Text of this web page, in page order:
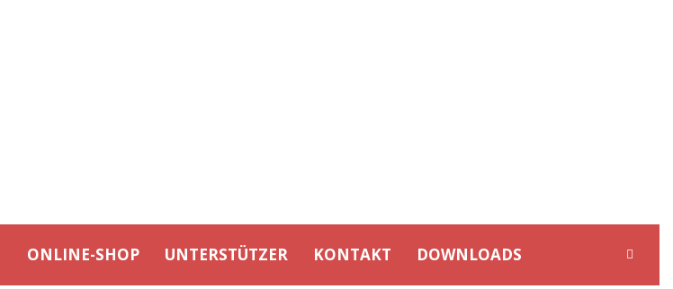
ONLINE-SHOP UNTERSTÜTZER KONTAKT DOWNLOADS